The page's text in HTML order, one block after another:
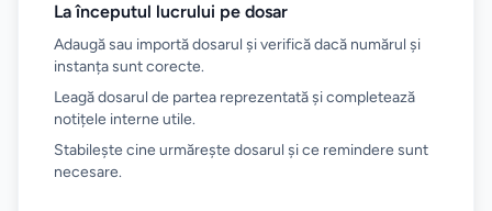
La începutul lucrului pe dosar
Adaugă sau importă dosarul și verifică dacă numărul și
instanța sunt corecte.
Leagă dosarul de partea reprezentată și completează
notițele interne utile.
Stabilește cine urmărește dosarul și ce remindere sunt
necesare.